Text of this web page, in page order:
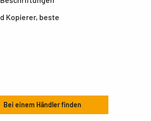
Kopierer, beste
Bei einem Händler finden